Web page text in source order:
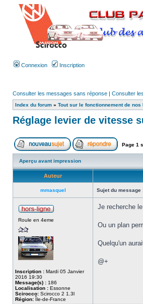
Connexion Inscription
Consulter les messages sans réponse | Consulter
Index du forum » Tout sur le fonctionnement de
Réglage levier de vitesse
Page 1
Aperçu avant impression
Auteur
mmasquel Sujet du message
Roule en 4eme
Inscription : Mardi 05 Janvier
2016 19:30
Message(s) : 186
Localisation : Essonne
Scirocco: Scirocco 2 1.3l
Région: Île-de-France
Je recherche
Ou un plan
Quelqu'un
@+